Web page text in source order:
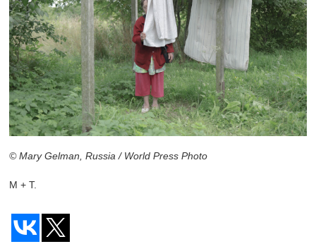
© Mary Gelman, Russia / World Press Photo
М + Т.